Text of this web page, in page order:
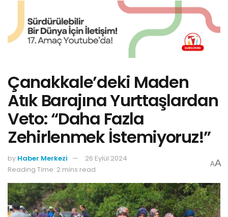
Çanakkale’deki Maden
Atık Barajına Yurttaşlardan
Veto: “Daha Fazla
Zehirlenmek İstemiyoruz!”
by Haber Merkezi
26 Eylül 2024
Reading Time: 2 mins read
AA